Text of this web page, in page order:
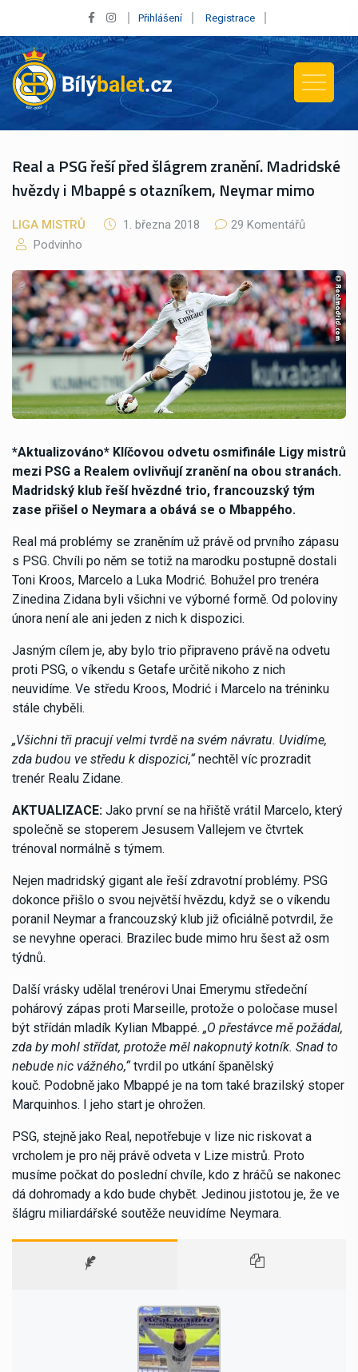
Přihlášení Registrace
Real a PSG řeší před šlágrem zranění. Madridské
hvězdy i Mbappé s otazníkem, Neymar mimo
LIGA MISTRŮ 1. března 2018
29 Komentářů
Podvinho
*Aktualizováno* Klíčovou odvetu osmifinále Ligy mistrů
mezi PSG a Realem ovlivňují zranění na obou stranách.
Madridský klub řeší hvězdné trio, francouzský tým
zase přišel o Neymara a obává se o Mbappého.
Real má problémy se zraněním už právě od prvního zápasu
s PSG. Chvíli po něm se totiž na marodku postupně dostali
Toni Kroos, Marcelo a Luka Modrić. Bohužel pro trenéra
Zinedina Zidana byli všichni ve výborné formě. Od poloviny
února není ale ani jeden z nich k dispozici.
Jasným cílem je, aby bylo trio připraveno právě na odvetu
proti PSG, o víkendu s Getafe určitě nikoho z nich
neuvidíme. Ve středu Kroos, Modrić i Marcelo na tréninku
stále chyběli.
„Všichni tři pracují velmi tvrdě na svém návratu. Uvidíme,
zda budou ve středu k dispozici,“nechtěl víc prozradit
trenér Realu Zidane.
AKTUALIZACE: Jako první se na hřiště vrátil Marcelo, který
společně se stoperem Jesusem Vallejem ve čtvrtek
trénoval normálně s týmem.
Nejen madridský gigant ale řeší zdravotní problémy. PSG
dokonce přišlo o svou největší hvězdu, když se o víkendu
poranil Neymar a francouzský klub již oficiálně potvrdil, že
se nevyhne operaci. Brazilec bude mimo hru šest až osm
týdnů.
Další vrásky udělal trenérovi Unai Emerymu středeční
pohárový zápas proti Marseille, protože o poločase musel
být střídán mladík Kylian Mbappé. „O přestávce mě požádal,
zda by mohl střídat, protože měl nakopnutý kotník. Snad to
nebude nic vážného,“tvrdil po utkání španělský
kouč. Podobně jako Mbappé je na tom také brazilský stoper
Marquinhos. I jeho start je ohrožen.
PSG, stejně jako Real, nepotřebuje v lize nic riskovat a
vrcholem je pro něj právě odveta v Lize mistrů. Proto
musíme počkat do poslední chvíle, kdo z hráčů se nakonec
dá dohromady a kdo bude chybět. Jedinou jistotou je, že ve
šlágru miliardářské soutěže neuvidíme Neymara.